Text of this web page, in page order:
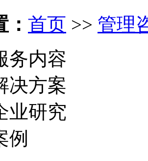
首页 >> 管理
务内容
决方案
业研究
例